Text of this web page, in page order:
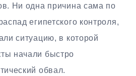
Ни одна причина сама по
египетского контроля,
ситуацию, в которой
начали быстро
обвал.